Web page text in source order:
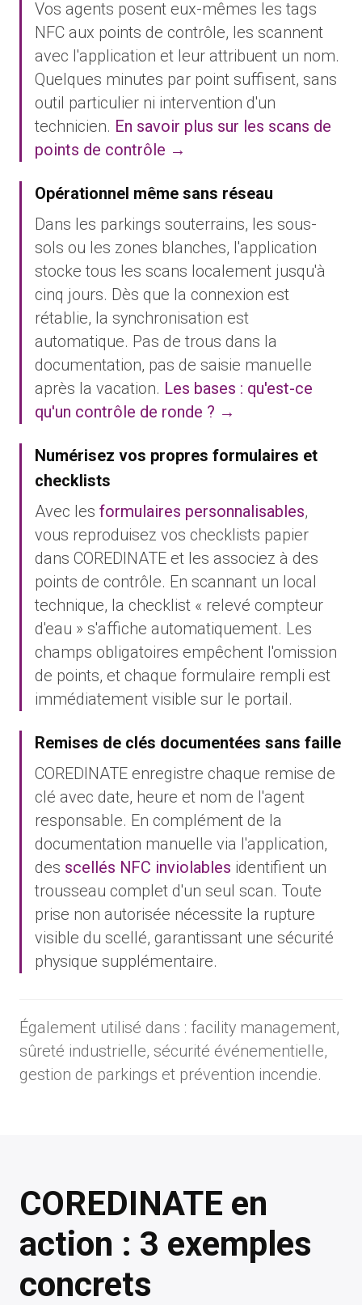
Vos agents posent eux-mêmes les tags
NFC aux points de contrôle, les scannent
avec l'application et leur attribuent un nom.
Quelques minutes par point suffisent, sans
outil particulier ni intervention d'un
technicien. En savoir plus sur les scans de
points de contrôle →
Opérationnel même sans réseau
Dans les parkings souterrains, les sous-
sols ou les zones blanches, l'application
stocke tous les scans localement jusqu'à
cinq jours. Dès que la connexion est
rétablie, la synchronisation est
automatique. Pas de trous dans la
documentation, pas de saisie manuelle
après la vacation. Les bases : qu'est-ce
qu'un contrôle de ronde ? →
Numérisez vos propres formulaires et
checklists
Avec les formulaires personnalisables,
vous reproduisez vos checklists papier
dans COREDINATE et les associez à des
points de contrôle. En scannant un local
technique, la checklist « relevé compteur
d'eau » s'affiche automatiquement. Les
champs obligatoires empêchent l'omission
de points, et chaque formulaire rempli est
immédiatement visible sur le portail.
Remises de clés documentées sans faille
COREDINATE enregistre chaque remise de
clé avec date, heure et nom de l'agent
responsable. En complément de la
documentation manuelle via l'application,
des scellés NFC inviolables identifient un
trousseau complet d'un seul scan. Toute
prise non autorisée nécessite la rupture
visible du scellé, garantissant une sécurité
physique supplémentaire.
Également utilisé dans : facility management,
sûreté industrielle, sécurité événementielle,
gestion de parkings et prévention incendie.
COREDINATE en
action : 3 exemples
concrets